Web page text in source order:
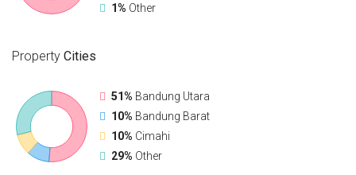
1% Other
Property Cities
51% Bandung Utara
10% Bandung Barat
10% Cimahi
29% Other